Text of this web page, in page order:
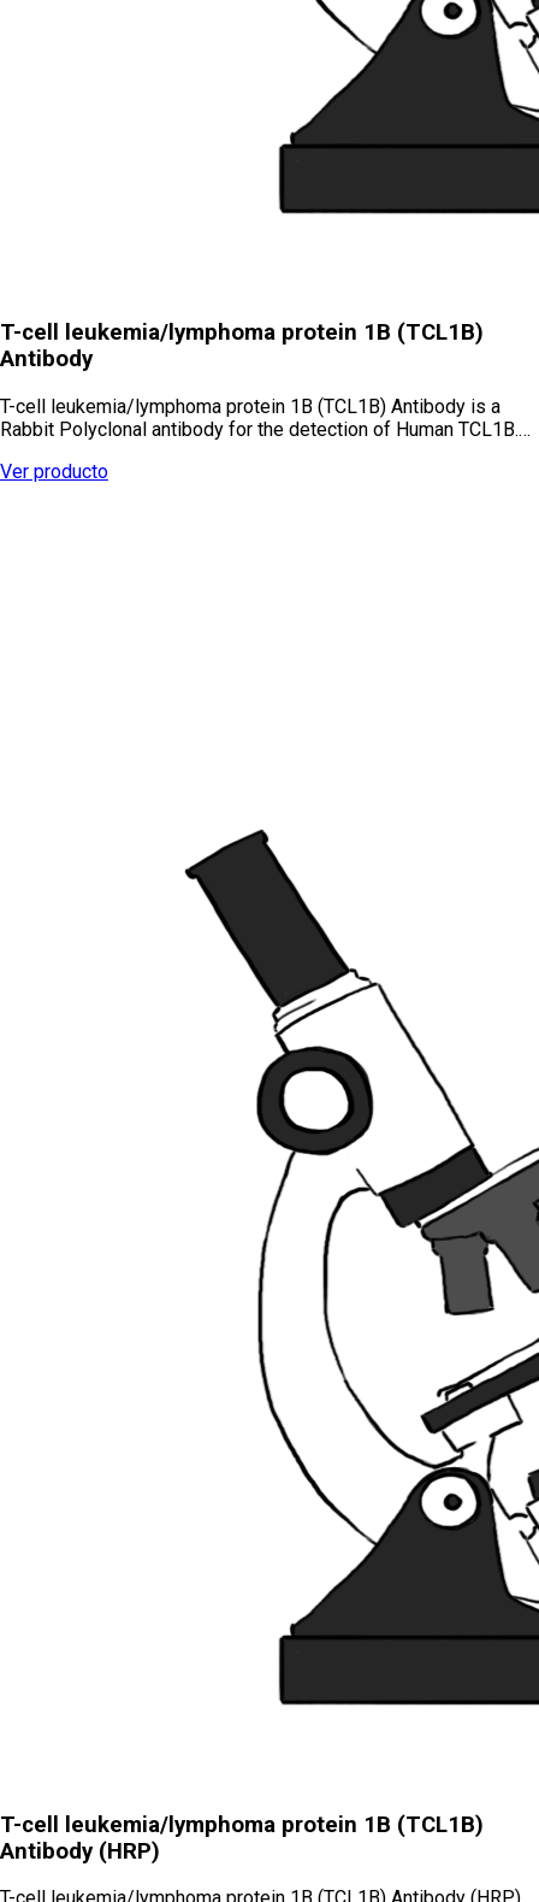
T-cell leukemia/lymphoma protein 1B (TCL1B)
Antibody
T-cell leukemia/lymphoma protein 1B (TCL1B) Antibody is a
Rabbit Polyclonal antibody for the detection of Human TCL1B.…
Ver producto
T-cell leukemia/lymphoma protein 1B (TCL1B)
Antibody (HRP)